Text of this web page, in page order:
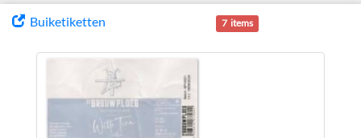
Buiketiketten 7 items